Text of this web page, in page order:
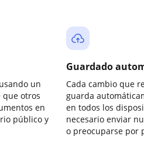
un
que otros
en
público y
Guardado
Cada cambio que
guarda
en todos los
necesario enviar
o preocuparse por